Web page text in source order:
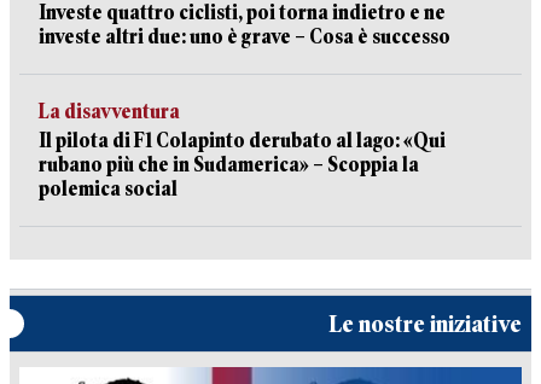
Investe quattro ciclisti, poi torna indietro e ne
investe altri due: uno è grave – Cosa è successo
La disavventura
Il pilota di F1 Colapinto derubato al lago: «Qui
rubano più che in Sudamerica» – Scoppia la
polemica social
Le nostre iniziative